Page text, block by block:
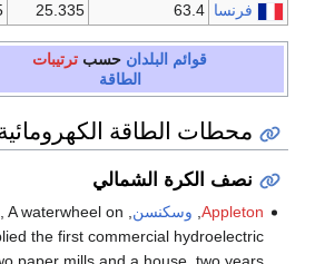
25.335
0.25
11.23
أظهر v t e
الكهرومائية القديمة
USAcompleted 1882, A waterwheel on
theFox riversupplied the first